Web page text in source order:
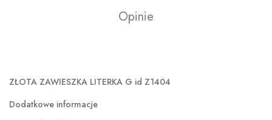
Opinie
ZŁOTA ZAWIESZKA LITERKA G id Z1404
Dodatkowe informacje